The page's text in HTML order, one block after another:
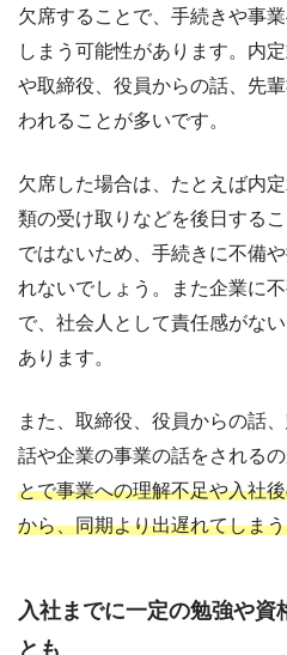
欠席することで、手続きや事
しまう可能性があります。内
や取締役、役員からの話、先
われることが多いです。
欠席した場合は、たとえば内
類の受け取りなどを後日する
ではないため、手続きに不備
れないでしょう。また企業に
で、社会人として責任感がな
あります。
また、取締役、役員からの話
話や企業の事業の話をされるの
とで事業への理解不足や入社
から、同期より出遅れてしま
入社までに一定の勉強や資
とも